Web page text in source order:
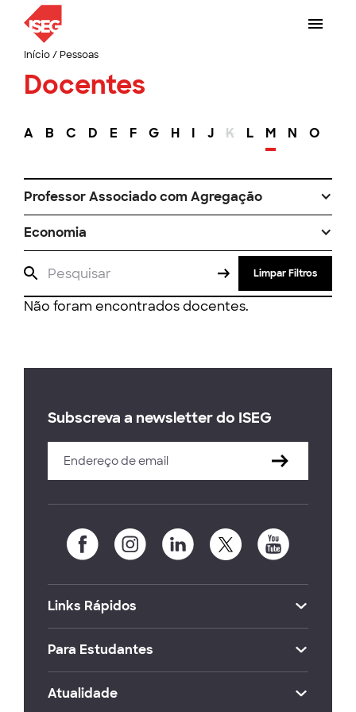
Início/ Pessoas
Docentes
A B C D E F G H I J K L M N O
Professor Associado com Agregação
Economia
Limpar Filtros
Não foram encontrados docentes.
Subscreva a newsletter do ISEG
Links Rápidos
Para Estudantes
Atualidade